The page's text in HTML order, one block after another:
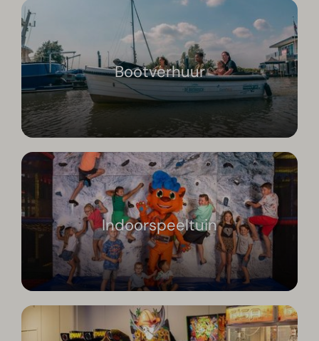
Bootverhuur
Indoorspeeltuin